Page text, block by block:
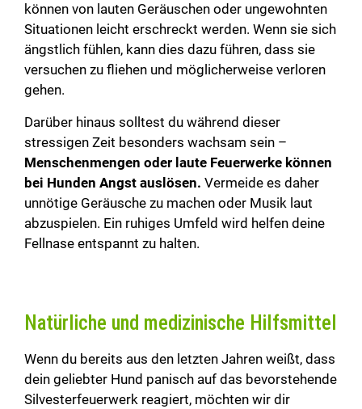
können von lauten Geräuschen oder ungewohnten
Situationen leicht erschreckt werden. Wenn sie sich
ängstlich fühlen, kann dies dazu führen, dass sie
versuchen zu fliehen und möglicherweise verloren
gehen.
Darüber hinaus solltest du während dieser
stressigen Zeit besonders wachsam sein –
Menschenmengen oder laute Feuerwerke können
bei Hunden Angst auslösen. Vermeide es daher
unnötige Geräusche zu machen oder Musik laut
abzuspielen. Ein ruhiges Umfeld wird helfen deine
Fellnase entspannt zu halten.
Natürliche und medizinische Hilfsmittel
Wenn du bereits aus den letzten Jahren weißt, dass
dein geliebter Hund panisch auf das bevorstehende
Silvesterfeuerwerk reagiert, möchten wir dir